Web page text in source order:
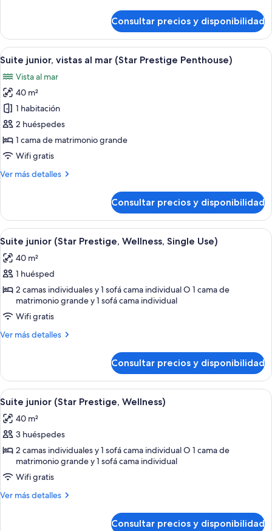
vistas
al
mar
Prestige
Penthouse)
Consultar precios y disponibilidad
Abrir
todas
las
fotos
de
Suite
junior,
vistas
mar
Penthouse)
Habitación de hotel con cama,
6
Suite junior, vistas al mar (Star Prestige Penthouse)
Vista al mar
40 m²
1 habitación
2 huéspedes
1 cama de matrimonio grande
Wifi gratis
Ver más detalles
Más
junior,
vistas
al
(Star
Prestige
Consultar precios y disponibilidad
Abrir
todas
las
fotos
de
Suite
junior
(Star
Single
Use)
Un dormitorio moderno con cama,
5
Suite junior (Star Prestige, Wellness, Single Use)
40 m²
1 huésped
2 camas individuales y 1 sofá cama individual O 1 cama de
matrimonio grande y 1 sofá cama individual
Wifi gratis
Ver más detalles
Más
junior
(Star
Prestige,
Wellness,
Single
Use)
Consultar precios y disponibilidad
Abrir
todas
las
fotos
de
Suite
junior
(Star
Un dormitorio moderno con cama,
5
Suite junior (Star Prestige, Wellness)
40 m²
3 huéspedes
2 camas individuales y 1 sofá cama individual O 1 cama de
matrimonio grande y 1 sofá cama individual
Wifi gratis
Ver más detalles
Más
Consultar precios y disponibilidad